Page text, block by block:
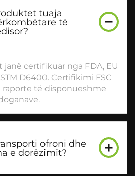
tuaja
të
certifikuar nga FDA, EU
D6400. Certifikimi FSC
raporte të disponueshme
ofroni dhe
e dorëzimit?